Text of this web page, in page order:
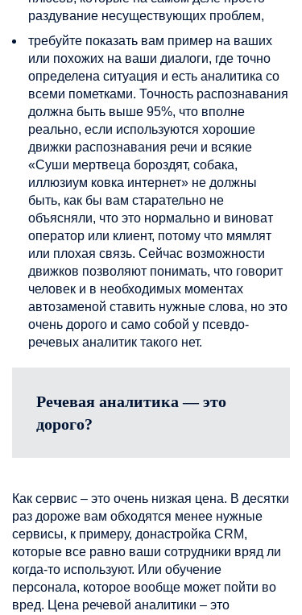
раздувание несуществующих проблем,
требуйте показать вам пример на ваших
или похожих на ваши диалоги, где точно
определена ситуация и есть аналитика со
всеми пометками. Точность распознавания
должна быть выше 95%, что вполне
реально, если используются хорошие
движки распознавания речи и всякие
«Суши мертвеца бороздят, собака,
иллюзиум ковка интернет» не должны
быть, как бы вам старательно не
объясняли, что это нормально и виноват
оператор или клиент, потому что мямлят
или плохая связь. Сейчас возможности
движков позволяют понимать, что говорит
человек и в необходимых моментах
автозаменой ставить нужные слова, но это
очень дорого и само собой у псевдо-
речевых аналитик такого нет.
Речевая аналитика — это
дорого?
Как сервис – это очень низкая цена. В десятки
раз дороже вам обходятся менее нужные
сервисы, к примеру, донастройка CRM,
которые все равно ваши сотрудники вряд ли
когда-то используют. Или обучение
персонала, которое вообще может пойти во
вред. Цена речевой аналитики – это